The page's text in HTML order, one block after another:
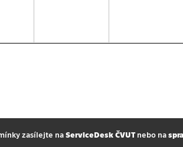
zasílejte naServiceDesk ČVUTnebo na